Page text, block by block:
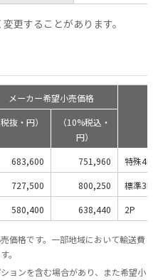
更することがあります。
メーカー希望小売価格
税抜・円）
（10%税込・
円）
683,600 751,960
特殊4P
727,500 800,250
標準3P
580,400 638,440 2P
価格です。一部地域において輸送費
。
ョンを含む場合があり、また希望小